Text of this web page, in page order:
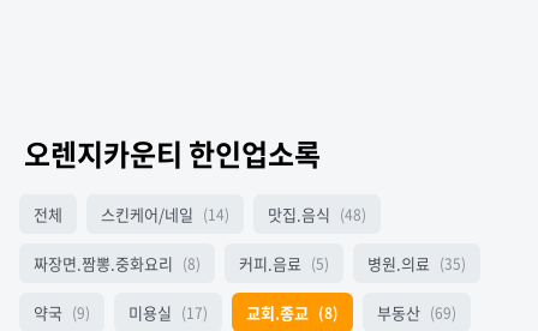
오렌지카운티 한인업소록
전체 스킨케어/네일 (14) 맛집.음식 (48)
짜장면.짬뽕.중화요리 (8) 커피.음료 (5) 병원.의료 (35)
약국 (9) 미용실 (17) 교회.종교 (8) 부동산 (69)